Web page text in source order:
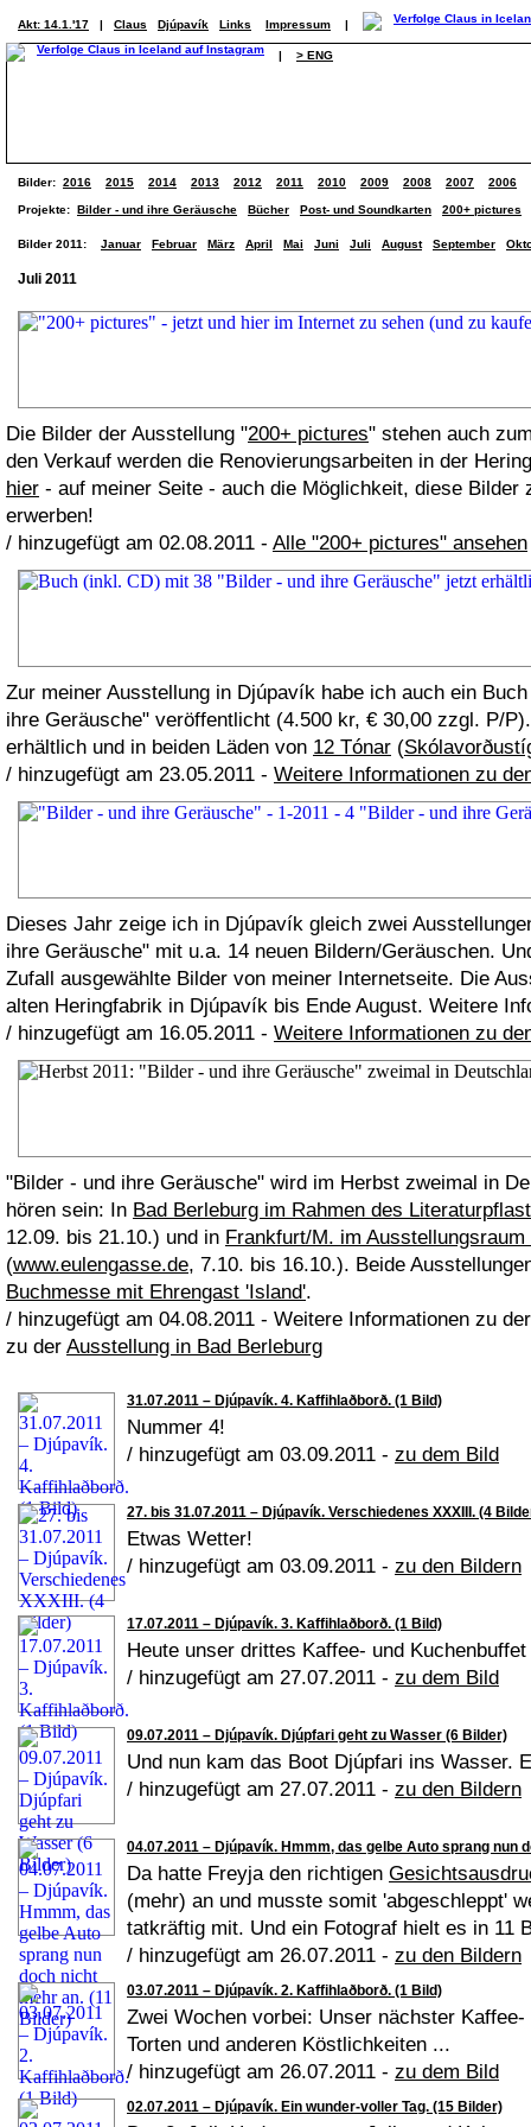
Akt: 14.1.'17 | Claus Djúpavík Links Impressum |
| > ENG
Bilder: 2016 2015 2014 2013 2012 2011 2010 2009 2008 2007 2006
Projekte: Bilder - und ihre Geräusche Bücher Post- und Soundkarten 200+ pictures
Bilder 2011: Januar Februar März April Mai Juni Juli August September
Juli 2011
Die Bilder der Ausstellung "200+ pictures" stehen auch
den Verkauf werden die Renovierungsarbeiten in der
hier - auf meiner Seite - auch die Möglichkeit, diese Bilder
erwerben!
/ hinzugefügt am 02.08.2011 - Alle "200+ pictures" ansehen
Zur meiner Ausstellung in Djúpavík habe ich auch ein
ihre Geräusche" veröffentlicht (4.500 kr, € 30,00 zzgl. P/
erhältlich und in beiden Läden von 12 Tónar (
/ hinzugefügt am 23.05.2011 - Weitere Informationen zu
Dieses Jahr zeige ich in Djúpavík gleich zwei
ihre Geräusche" mit u.a. 14 neuen Bildern/Geräuschen.
Zufall ausgewählte Bilder von meiner Internetseite. Die
alten Heringfabrik in Djúpavík bis Ende August. Weitere
/ hinzugefügt am 16.05.2011 - Weitere Informationen zu
"Bilder - und ihre Geräusche" wird im Herbst zweimal in
hören sein: In Bad Berleburg im Rahmen des
12.09. bis 21.10.) und in Frankfurt/M. im Ausstellungsraum
(www.eulengasse.de, 7.10. bis 16.10.). Beide
Buchmesse mit Ehrengast 'Island'.
/ hinzugefügt am 04.08.2011 - Weitere Informationen zu
zu der Ausstellung in Bad Berleburg
31.07.2011 – Djúpavík. 4. Kaffihlaðborð. (1 Bild)
Nummer 4!
/ hinzugefügt am 03.09.2011 - zu dem Bild
27. bis 31.07.2011 – Djúpavík. Verschiedenes XXXIII. (4
Etwas Wetter!
/ hinzugefügt am 03.09.2011 - zu den Bildern
17.07.2011 – Djúpavík. 3. Kaffihlaðborð. (1 Bild)
Heute unser drittes Kaffee- und
/ hinzugefügt am 27.07.2011 - zu dem Bild
09.07.2011 – Djúpavík. Djúpfari geht zu Wasser (6 Bilder)
Und nun kam das Boot Djúpfari ins Wasser.
/ hinzugefügt am 27.07.2011 - zu den Bildern
04.07.2011 – Djúpavík. Hmmm, das gelbe Auto sprang nun
Da hatte Freyja den richtigen
(mehr) an und musste somit 'abgeschleppt'
tatkräftig mit. Und ein Fotograf hielt es in 11
/ hinzugefügt am 26.07.2011 - zu den Bildern
03.07.2011 – Djúpavík. 2. Kaffihlaðborð. (1 Bild)
Zwei Wochen vorbei: Unser nächster
Torten und anderen Köstlichkeiten ...
/ hinzugefügt am 26.07.2011 - zu dem Bild
02.07.2011 – Djúpavík. Ein wunder-voller Tag. (15 Bilder)